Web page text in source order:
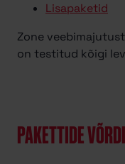
Lisapaketid
Zone
on testitud kõigi
PAKETTIDE